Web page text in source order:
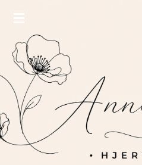
Gå
hovedinnhold